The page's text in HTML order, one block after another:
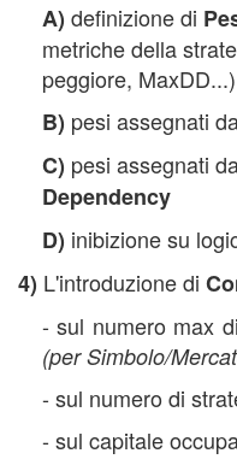
A) definizione di
metriche della
peggiore, MaxDD...)
B) pesi assegnati
C) pesi assegnati
Dependency
D) inibizione su
4) L'introduzione di
- sul numero max
(per Simbolo/
- sul numero di
- sul capitale